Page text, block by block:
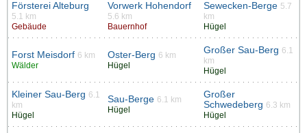
Försterei Alteburg
5.1 km
Gebäude
Vorwerk Hohendorf
5.6 km
Bauernhof
Sewecken-Berge 5.7
km
Hügel
Forst Meisdorf 6 km
Wälder
Oster-Berg 6 km
Hügel
Großer Sau-Berg 6.1
km
Hügel
Kleiner Sau-Berg 6.1
km
Hügel
Sau-Berge 6.1 km
Hügel
Großer
Schwedeberg 6.3 km
Hügel